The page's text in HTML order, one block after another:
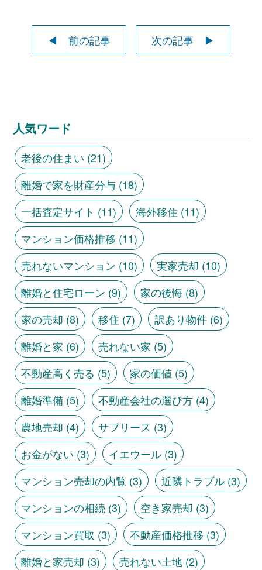
◀ 前の記事 次の記事 ▶
人気ワード
老後の住まい (21)
離婚で家を財産分与(18)
一括査定サイト (11) 海外移住 (11)
マンション価格推移 (11)
売れないマンション (10) 実家売却 (10)
離婚と住宅ローン (9) 家の後悔(8)
家の売却 (8) 移住 (7) 訳あり物件(6)
離婚と家 (6) 売れない家 (5)
不動産高く売る (5) 家の価値 (5)
離婚準備(5) 不動産会社の選び方(4)
農地売却 (4) サブリース (3)
お金がない (3) イエウール(3)
マンション売却の内覧 (3) 近隣トラブル(3)
マンションの相続(3) 空き家売却 (3)
マンション買取 (3) 不動産価格推移 (3)
離婚と家売却 (3) 売れない土地(2)